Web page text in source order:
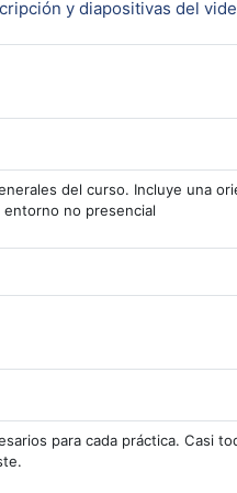
y diapositivas del
del curso. Incluye una
entorno no presencial
para cada práctica. Casi